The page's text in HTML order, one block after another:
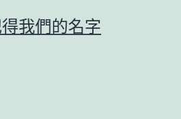
我們的名字